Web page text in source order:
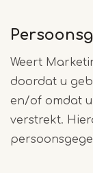
Weert
doordat u
en/of omdat
verstrekt.